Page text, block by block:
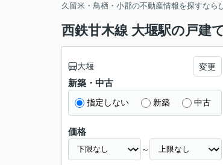
久留米・鳥栖・小郡の不動産情報を探すなら
西鉄甘木線 大堰駅の戸建
大堰 変更
新築・中古
指定しない 新築 中古
価格
～